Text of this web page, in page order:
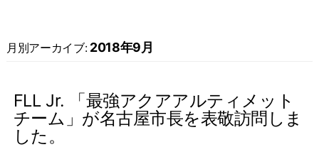
月別アーカイブ: 2018年9月
FLL Jr. 「最強アクアアルティメット
チーム」が名古屋市長を表敬訪問しま
した。